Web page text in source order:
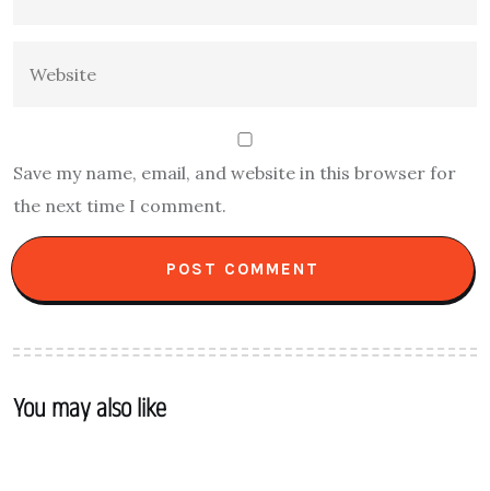
Save my name, email, and website in this browser for
the next time I comment.
You may also like